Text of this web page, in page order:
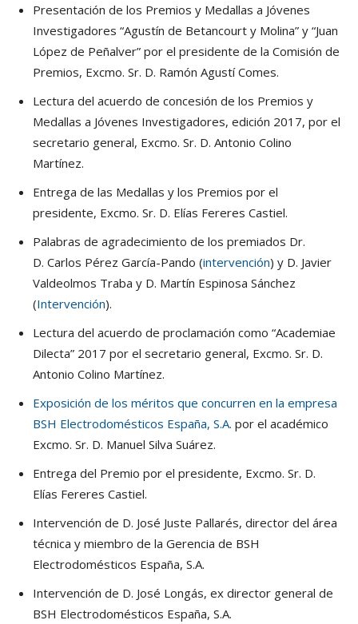
Presentación de los Premios y Medallas a Jóvenes
Investigadores “Agustín de Betancourt y Molina” y “Juan
López de Peñalver” por el presidente de la Comisión de
Premios, Excmo. Sr. D. Ramón Agustí Comes.
Lectura del acuerdo de concesión de los Premios y
Medallas a Jóvenes Investigadores, edición 2017, por el
secretario general, Excmo. Sr. D. Antonio Colino
Martínez.
Entrega de las Medallas y los Premios por el
presidente, Excmo. Sr. D. Elías Fereres Castiel.
Palabras de agradecimiento de los premiados Dr.
D. Carlos Pérez García-Pando (intervención) y D. Javier
Valdeolmos Traba y D. Martín Espinosa Sánchez
(Intervención).
Lectura del acuerdo de proclamación como “Academiae
Dilecta” 2017 por el secretario general, Excmo. Sr. D.
Antonio Colino Martínez.
Exposición de los méritos que concurren en la empresa
BSH Electrodomésticos España, S.A. por el académico
Excmo. Sr. D. Manuel Silva Suárez.
Entrega del Premio por el presidente, Excmo. Sr. D.
Elías Fereres Castiel.
Intervención de D. José Juste Pallarés, director del área
técnica y miembro de la Gerencia de BSH
Electrodomésticos España, S.A.
Intervención de D. José Longás, ex director general de
BSH Electrodomésticos España, S.A.